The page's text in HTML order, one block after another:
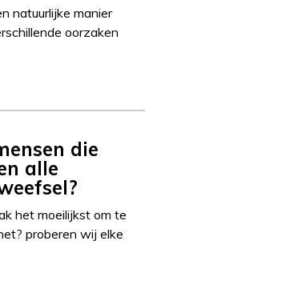
natuurlijke manier
oorzaken
die
alle
het moeilijkst om te
proberen wij elke